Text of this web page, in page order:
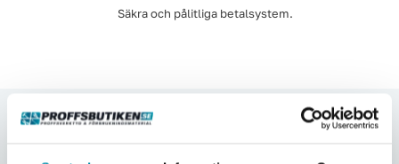
Varumärken Videoklipp
Säkra och pålitliga betalsystem.
Upptäck våra kategorier